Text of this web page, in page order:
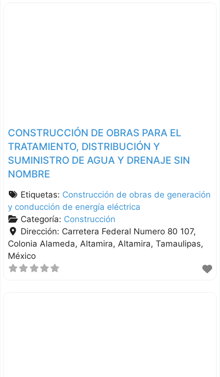
CONSTRUCCIÓN DE OBRAS PARA EL
TRATAMIENTO, DISTRIBUCIÓN Y
SUMINISTRO DE AGUA Y DRENAJE SIN
NOMBRE
Etiquetas: Construcción de obras de generación
y conducción de energía eléctrica
Categoría: Construcción
Dirección: Carretera Federal Numero 80 107,
Colonia Alameda, Altamira Altamira Tamaulipas
México